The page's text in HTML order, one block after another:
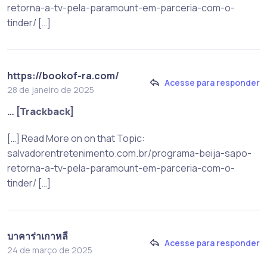
retorna-a-tv-pela-paramount-em-parceria-com-o-
tinder/ […]
https://bookof-ra.com/
28 de janeiro de 2025
Acesse para responder
… [Trackback]
[…] Read More on on that Topic:
salvadorentretenimento.com.br/programa-beija-sapo-
retorna-a-tv-pela-paramount-em-parceria-com-o-
tinder/ […]
บาคาร่าเกาหลี
24 de março de 2025
Acesse para responder